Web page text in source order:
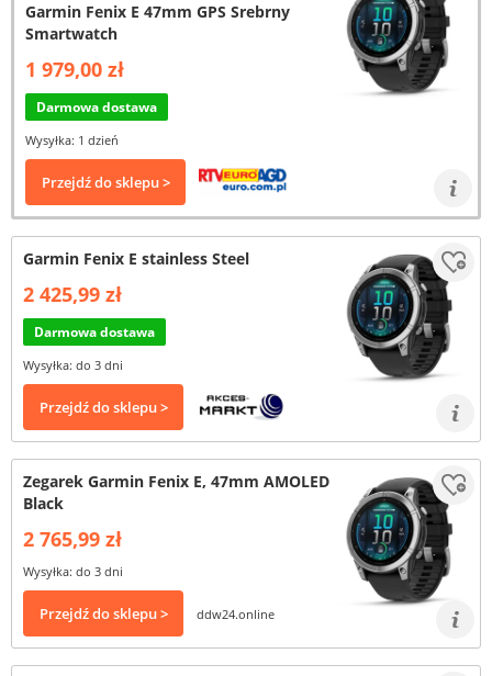
Garmin Fenix E 47mm GPS Srebrny
Smartwatch
1 979,00 zł
Darmowa dostawa
Wysyłka: 1 dzień
Przejdź do sklepu >
Garmin Fenix E stainless Steel
2 425,99 zł
Darmowa dostawa
Wysyłka: do 3 dni
Przejdź do sklepu >
Zegarek Garmin Fenix E, 47mm AMOLED
Black
2 765,99 zł
Wysyłka: do 3 dni
Przejdź do sklepu > ddw24.online